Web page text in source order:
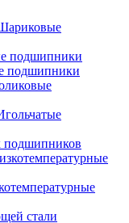
подшипники
подшипники
подшипников